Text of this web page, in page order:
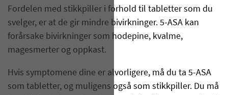
Fordelen med stikkpiller i forhold til tabletter som du
svelger, er at de gir mindre bivirkninger. 5-ASA kan
forårsake bivirkninger som hodepine, kvalme,
magesmerter og oppkast.
Hvis symptomene dine er alvorligere, må du ta 5-ASA
som tabletter, og muligens også som stikkpiller. Du må